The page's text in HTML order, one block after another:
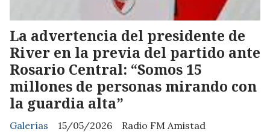
La advertencia del presidente de
River en la previa del partido ante
Rosario Central: “Somos 15
millones de personas mirando con
la guardia alta”
Radio FM Amistad
Galerías
15/05/2026